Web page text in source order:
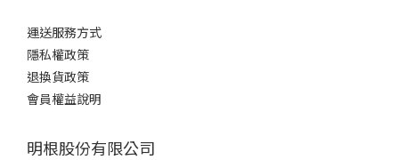
運送服務方式
隱私權政策
退換貨政策
會員權益說明
明根股份有限公司